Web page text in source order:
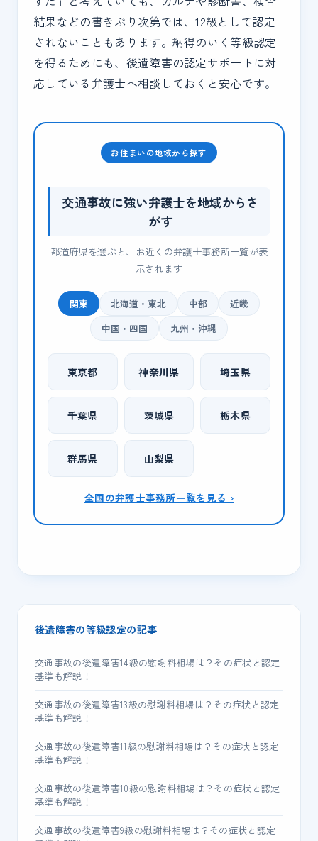
結果などの書きぶり次第では、12級として認定
されないこともあります。納得のいく等級認定
を得るためにも、後遺障害の認定サポートに対
応している弁護士へ相談しておくと安心です。
お住まいの地域から探す
交通事故に強い弁護士を地域からさ
がす
都道府県を選ぶと、お近くの弁護士事務所一覧が表
示されます
関東 北海道・東北 中部
近畿
中国・四国
九州・沖縄
東京都 神奈川県 埼玉県
千葉県 茨城県 栃木県
群馬県 山梨県
全国の弁護士事務所一覧を見る ›
後遺障害の等級認定の記事
交通事故の後遺障害14級の慰謝料相場は？その症状と認定
基準も解説！
交通事故の後遺障害13級の慰謝料相場は？その症状と認定
基準も解説！
交通事故の後遺障害11級の慰謝料相場は？その症状と認定
基準も解説！
交通事故の後遺障害10級の慰謝料相場は？その症状と認定
基準も解説！
交通事故の後遺障害9級の慰謝料相場は？その症状と認定